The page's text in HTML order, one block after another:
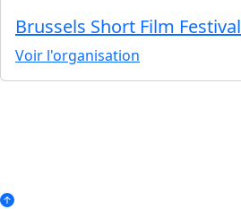
Brussels Short Film Festival
Voir l'organisation